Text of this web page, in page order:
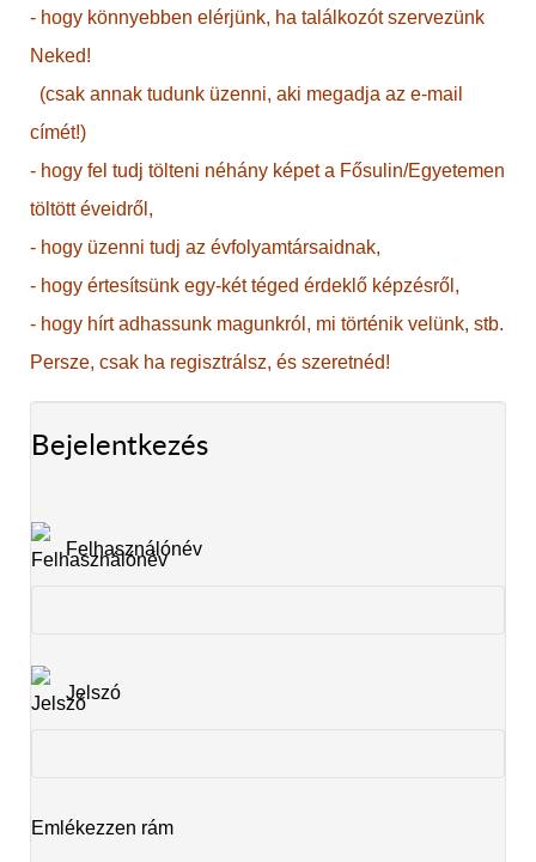
- hogy könnyebben elérjünk, ha találkozót szervezünk
Neked!
(csak annak tudunk üzenni, aki megadja az e-mail
címét!)
- hogy fel tudj tölteni néhány képet a Fősulin/Egyetemen
töltött éveidről,
- hogy üzenni tudj az évfolyamtársaidnak,
- hogy értesítsünk egy-két téged érdeklő képzésről,
- hogy hírt adhassunk magunkról, mi történik velünk, stb.
Persze, csak ha regisztrálsz, és szeretnéd!
Bejelentkezés
Felhasználónév
Jelszó
Emlékezzen rám